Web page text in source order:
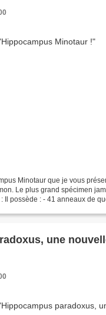
Minotaur que je vous
Le plus grand spécimen
Il possède : - 41 anneaux de
une